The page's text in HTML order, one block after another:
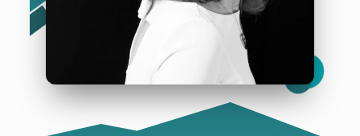
Nathalie Derue
« La musique à l’hôpital ou comment atténuer le stress